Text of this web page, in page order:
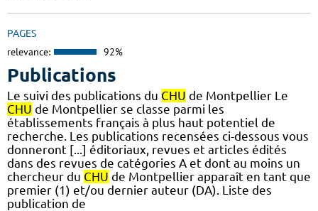
PAGES
relevance: 92%
Publications
Le suivi des publications du CHU de Montpellier Le
CHU de Montpellier se classe parmi les
établissements français à plus haut potentiel de
recherche. Les publications recensées ci-dessous vous
donneront [...] éditoriaux, revues et articles édités
dans des revues de catégories A et dont au moins un
chercheur du CHU de Montpellier apparaît en tant que
premier (1) et/ou dernier auteur (DA). Liste des
publication de